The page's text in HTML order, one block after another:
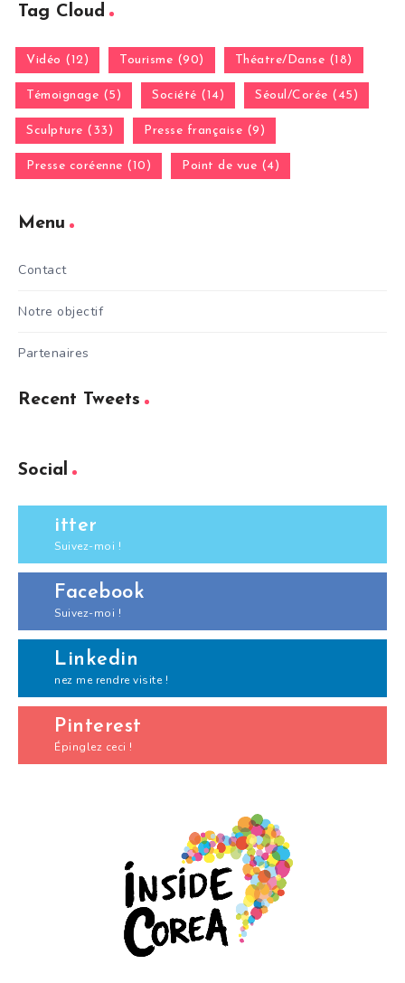
Tag Cloud
Vidéo (12) Tourisme (90) Théatre/Danse (18)
Témoignage (5) Société (14) Séoul/Corée (45)
Sculpture (33) Presse française (9)
Presse coréenne (10) Point de vue (4)
Menu
Contact
Notre objectif
Partenaires
Recent Tweets
Social
itter
Suivez-moi !
Facebook
Suivez-moi !
Linkedin
nez me rendre visite !
Pinterest
Épinglez ceci !